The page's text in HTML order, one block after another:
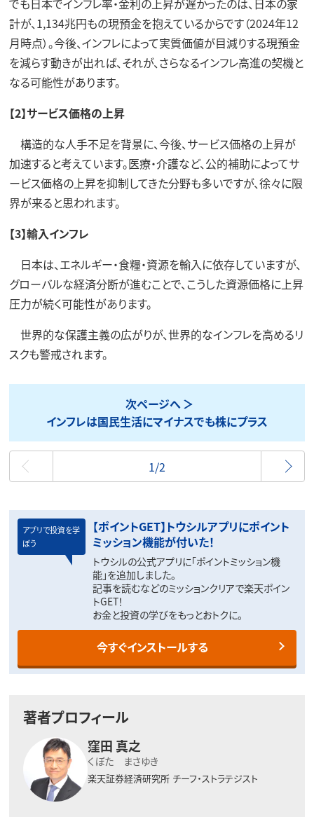
でも日本でインフレ率・金利の上昇が遅かったのは、日本の家
計が、1,134兆円もの現預金を抱えているからです（2024年12
月時点）。今後、インフレによって実質価値が目減りする現預金
を減らす動きが出れば、それが、さらなるインフレ高進の契機と
なる可能性があります。
【2】サービス価格の上昇
構造的な人手不足を背景に、今後、サービス価格の上昇が
加速すると考えています。医療・介護など、公的補助によってサ
ービス価格の上昇を抑制してきた分野も多いですが、徐々に限
界が来ると思われます。
【3】輸入インフレ
日本は、エネルギー・食糧・資源を輸入に依存していますが、
グローバルな経済分断が進むことで、こうした資源価格に上昇
圧力が続く可能性があります。
世界的な保護主義の広がりが、世界的なインフレを高めるリ
スクも警戒されます。
次ページへ
インフレは国民生活にマイナスでも株にプラス
最初
1/2
アプリで投資を学
ぼう
【ポイントGET】トウシルアプリにポイント
ミッション機能が付いた！
トウシルの公式アプリに「ポイントミッション機
能」を追加しました。
記事を読むなどのミッションクリアで楽天ポイン
トGET！
お金と投資の学びをもっとおトクに。
今すぐインストールする
著者プロフィール
窪田 真之
くぼた まさゆき
楽天証券経済研究所 チーフ・ストラテジスト